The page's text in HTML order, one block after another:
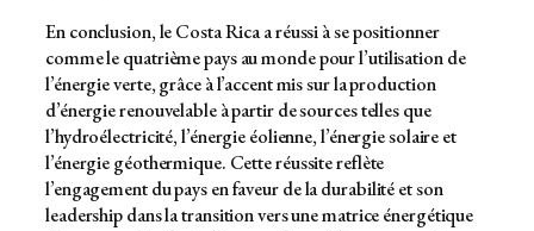
En conclusion, le Costa Rica a réussi à se positionner
comme le quatrième pays au monde pour l’utilisation de
l’énergie verte, grâce à l’accent mis sur la production
d’énergie renouvelable à partir de sources telles que
l’hydroélectricité, l’énergie éolienne, l’énergie solaire et
l’énergie géothermique. Cette réussite reflète
l’engagement du pays en faveur de la durabilité et son
leadership dans la transition vers une matrice énergétique